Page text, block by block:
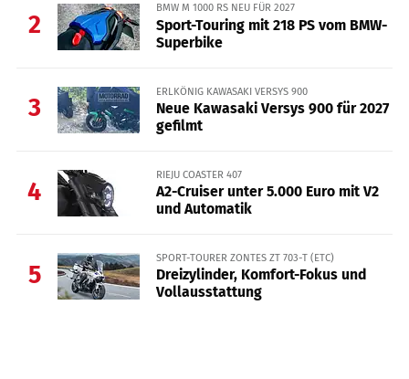
2
BMW M 1000 RS NEU FÜR 2027
Sport-Touring mit 218 PS vom BMW-
Superbike
3
ERLKÖNIG KAWASAKI VERSYS 900
Neue Kawasaki Versys 900 für 2027
gefilmt
4
RIEJU COASTER 407
A2-Cruiser unter 5.000 Euro mit V2
und Automatik
5
SPORT-TOURER ZONTES ZT 703-T (ETC)
Dreizylinder, Komfort-Fokus und
Vollausstattung